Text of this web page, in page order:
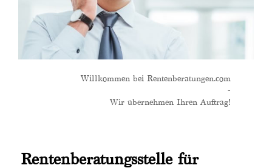
Willkommen bei Rentenberatungen.com
-
Wir übernehmen Ihren Auftrag!
Rentenberatungsstelle für